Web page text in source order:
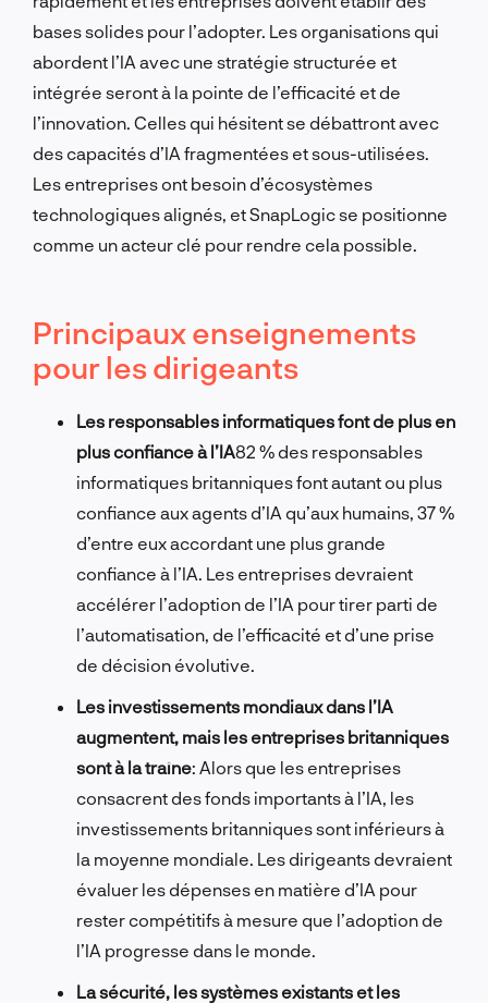
bases solides pour l’adopter. Les organisations qui
abordent l’IA avec une stratégie structurée et
intégrée seront à la pointe de l’efficacité et de
l’innovation. Celles qui hésitent se débattront avec
des capacités d’IA fragmentées et sous-utilisées.
Les entreprises ont besoin d’écosystèmes
technologiques alignés, et SnapLogic se positionne
comme un acteur clé pour rendre cela possible.
Principaux enseignements
pour les dirigeants
Les responsables informatiques font de plus en
plus confiance à l’IA82 % des responsables
informatiques britanniques font autant ou plus
confiance aux agents d’IA qu’aux humains, 37 %
d’entre eux accordant une plus grande
confiance à l’IA. Les entreprises devraient
accélérer l’adoption de l’IA pour tirer parti de
l’automatisation, de l’efficacité et d’une prise
de décision évolutive.
Les investissements mondiaux dans l’IA
augmentent, mais les entreprises britanniques
sont à la traîne: Alors que les entreprises
consacrent des fonds importants à l’IA, les
investissements britanniques sont inférieurs à
la moyenne mondiale. Les dirigeants devraient
évaluer les dépenses en matière d’IA pour
rester compétitifs à mesure que l’adoption de
l’IA progresse dans le monde.
La sécurité, les systèmes existants et les